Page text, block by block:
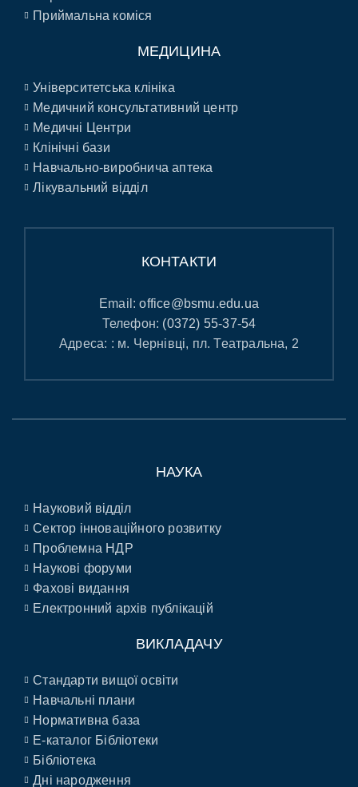
Приймальна коміся
МЕДИЦИНА
Університетська клініка
Медичний консультативний центр
Медичні Центри
Клінічні бази
Навчально-виробнича аптека
Лікувальний відділ
КОНТАКТИ
Email:office@bsmu.edu.ua
Телефон: (0372) 55-37-54
Адреса: : м. Чернівці, пл. Театральна, 2
НАУКА
Науковий відділ
Сектор інноваційного розвитку
Проблемна НДР
Наукові форуми
Фахові видання
Електронний архів публікацій
ВИКЛАДАЧУ
Стандарти вищої освіти
Навчальні плани
Нормативна база
E-каталог Бібліотеки
Бібліотека
Дні народження